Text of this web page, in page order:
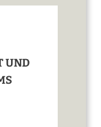
UND